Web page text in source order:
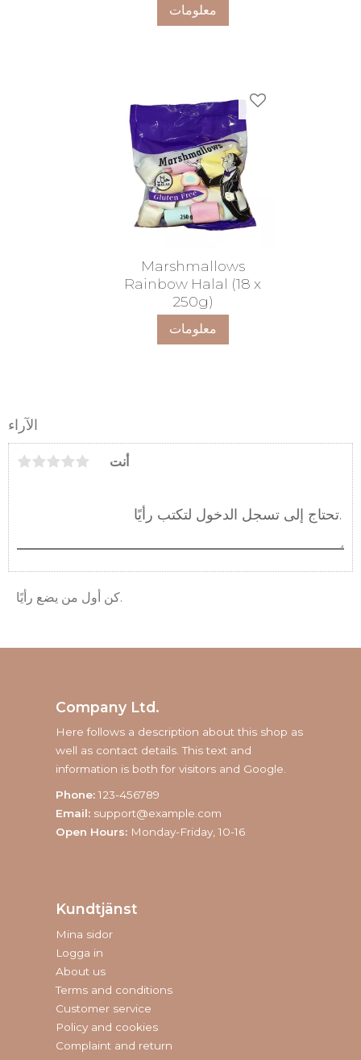
الآراء
أنت
كن أول من يضع رأيًا.
معلومات
Marshmallows
Rainbow Halal (18 x
250g)
إلى المفضلات
معلومات
Company Ltd.
Here follows a description about this shop as
well as contact details. This text and
information is both for visitors and Google.
Phone: 123-456789
Email: support@example.com
Open Hours: Monday-Friday, 10-16
Kundtjänst
Mina sidor
Logga in
About us
Terms and conditions
Customer service
Policy and cookies
Complaint and return